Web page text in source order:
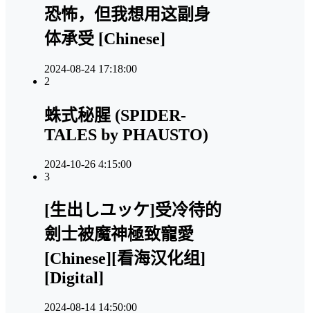
恐怖，但我想用这副身
体承受 [Chinese]
2024-08-24 17:18:00
2
蛛式秘腥 (SPIDER-
TALES by PHAUSTO)
2024-10-26 4:15:00
3
[生出しユッケ]受冷待的
劍士被魔神極致寵愛
[Chinese][看海汉化组]
[Digital]
2024-08-14 14:50:00